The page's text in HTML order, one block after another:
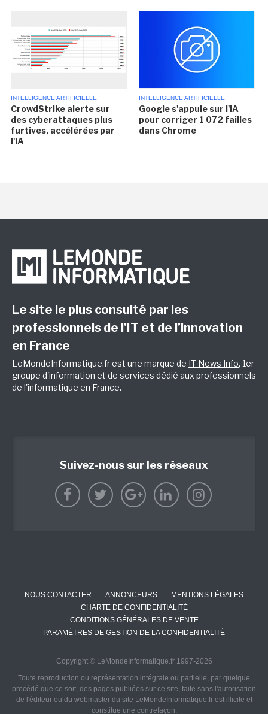
INTELLIGENCE ARTIFICIELLE
CrowdStrike alerte sur
des cyberattaques plus
furtives, accélérées par
l'IA
INTELLIGENCE ARTIFICIELLE
Google s'appuie sur l'IA
pour corriger 1 072 failles
dans Chrome
Le site le plus consulté par les
professionnels de l’IT et de l’innovation
en France
LeMondeInformatique.fr est une marque de IT News Info, 1er
groupe d'information et de services dédié aux professionnels
de l'informatique en France.
Suivez-nous sur les réseaux
NOUS CONTACTER ANNONCEURS
MENTIONS LÉGALES
CHARTE DE CONFIDENTIALITÉ
CONDITIONS GÉNÉRALES DE VENTE
PARAMÈTRES DE GESTION DE LA CONFIDENTIALITÉ
Copyright © LeMondeInformatique.fr 1997-2026
Toute reproduction ou représentation intégrale ou partielle, par quelque
procédé que ce soit, des pages publiées sur ce site, faite sans l'autorisation
de l'éditeur ou du webmaster du site LeMondeInformatique.fr est illicite et
constitue une contrefaçon.